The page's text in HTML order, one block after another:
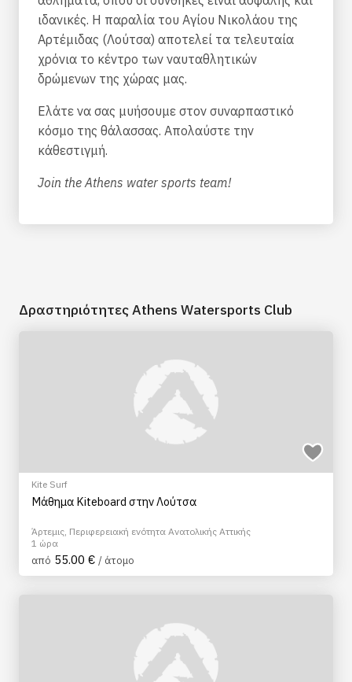
ιδανικές. Η παραλία του Αγίου Νικολάου της
Αρτέμιδας (Λούτσα) αποτελεί τα τελευταία
χρόνια το κέντρο των ναυταθλητικών
δρώμενων της χώρας μας.
Ελάτε να σας μυήσουμε στον συναρπαστικό
κόσμο της θάλασσας. Απολαύστε την
κάθεστιγμή.
Join the Athens water sports team!
Δραστηριότητες Athens Watersports Club
Kite Surf
Μάθημα Kiteboard στην Λούτσα
Άρτεμις, Περιφερειακή ενότητα Ανατολικής Αττικής
1 ώρα
από 55.00 € / άτομο